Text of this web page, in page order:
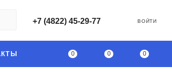
+7 (4822) 45-29-77 ВОЙТИ
0 0 0